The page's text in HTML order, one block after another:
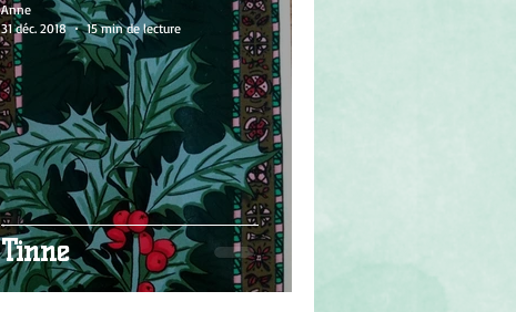
Tinne
Anne
31 déc. 2018
15 min de lecture